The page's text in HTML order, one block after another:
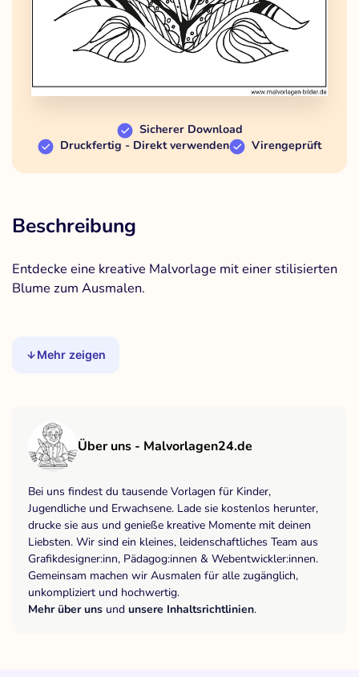
Sicherer Download
Druckfertig - Direkt verwenden
Virengeprüft
Beschreibung
Entdecke eine kreative Malvorlage mit einer stilisierten
Blume zum Ausmalen.
Mehr zeigen
Über uns - Malvorlagen24.de
Bei uns findest du tausende Vorlagen für Kinder,
Jugendliche und Erwachsene. Lade sie kostenlos herunter,
drucke sie aus und genieße kreative Momente mit deinen
Liebsten. Wir sind ein kleines, leidenschaftliches Team aus
Grafikdesigner:inn, Pädagog:innen & Webentwickler:innen.
Gemeinsam machen wir Ausmalen für alle zugänglich,
unkompliziert und hochwertig.
Mehr über uns und unsere Inhaltsrichtlinien.